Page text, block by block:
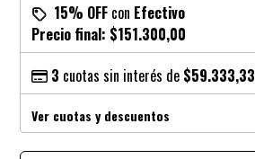
15% OFF con Efectivo
Precio final: $151.300,00
3 cuotas sin interés de $59.333,33
Ver cuotas y descuentos